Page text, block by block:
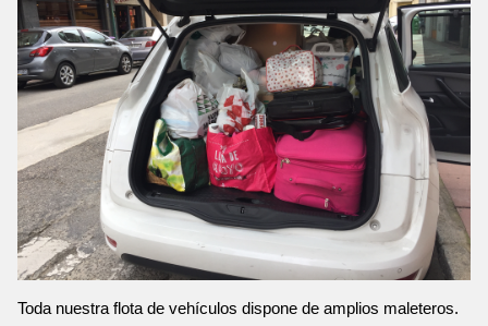
Toda nuestra flota de vehículos dispone de amplios maleteros.